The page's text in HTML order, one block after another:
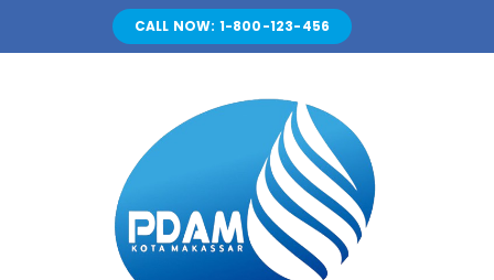
CALL NOW: 1-800-123-456